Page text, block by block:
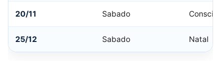
20/11 Sabado
25/12 Sabado Natal